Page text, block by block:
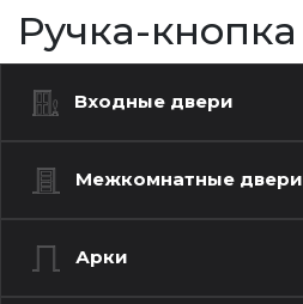
Ручка-кнопка
Входные двери
Межкомнатные двери
Арки